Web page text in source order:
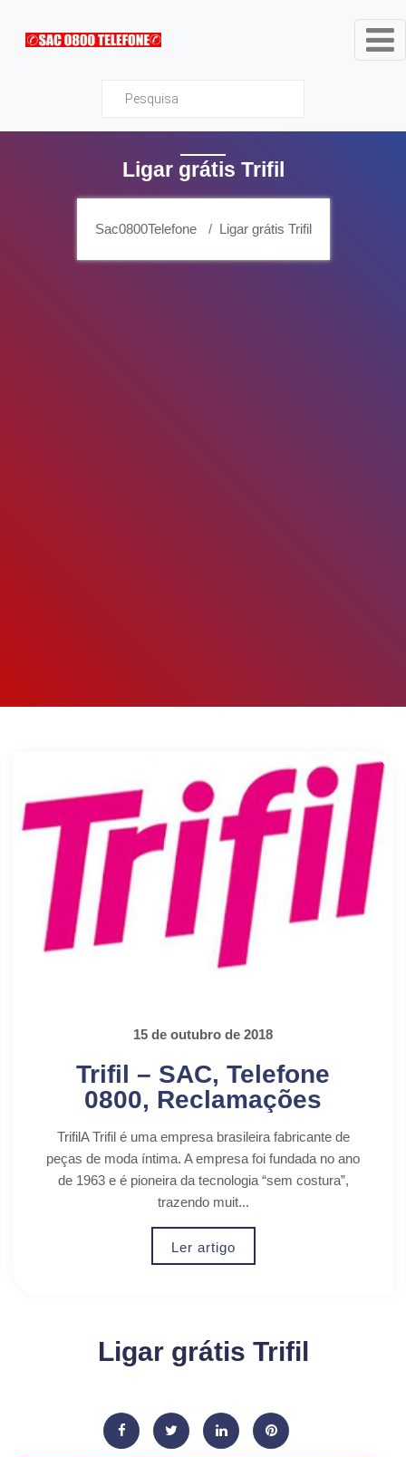
Sac0800Telefone
Ligar grátis Trifil
Sac0800Telefone Ligar grátis Trifil
15 de outubro de 2018
Trifil – SAC, Telefone
0800, Reclamações
TrifilA Trifil é uma empresa brasileira fabricante de
peças de moda íntima. A empresa foi fundada no ano
de 1963 e é pioneira da tecnologia “sem costura”,
trazendo muit...
Ler artigo
Ligar grátis Trifil